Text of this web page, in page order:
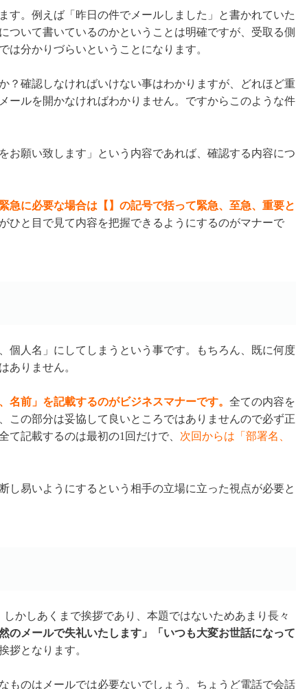
す。例えば「昨日の件でメールしました」と書かれていた
いて書いているのかということは明確ですが、受取る側
分かりづらいということになります。
？確認しなければいけない事はわかりますが、どれほど重
ールを開かなければわかりません。ですからこのような件
お願い致します」という内容であれば、確認する内容につ
急に必要な場合は【】の記号で括って緊急、至急、重要と
ひと目で見て内容を把握できるようにするのがマナーで
個人名」にしてしまうという事です。もちろん、既に何度
ありません。
前」を記載するのがビジネスマナーです。 全ての内容を
この部分は妥協して良いところではありませんので必ず正
記載するのは最初の1回だけで、 次回からは「部署名、
易いようにするという相手の立場に立った視点が必要と
かしあくまで挨拶であり、本題ではないためあまり長々
然のメールで失礼いたします」「いつも大変お世話になって
拶となります。
ものはメールでは必要ないでしょう。ちょうど電話で会話